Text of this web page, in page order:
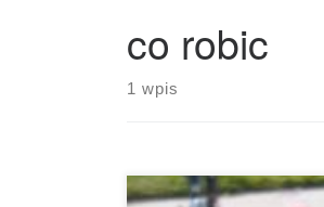
co robic
1 wpis